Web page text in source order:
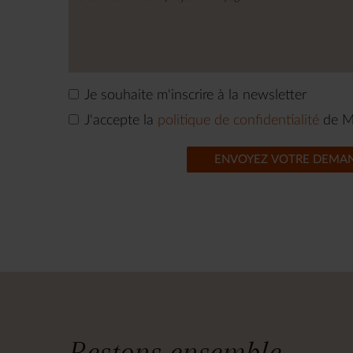
Je souhaite m'inscrire à la newsletter
J'accepte la politique de confidentialité de
ENVOYEZ VOTRE